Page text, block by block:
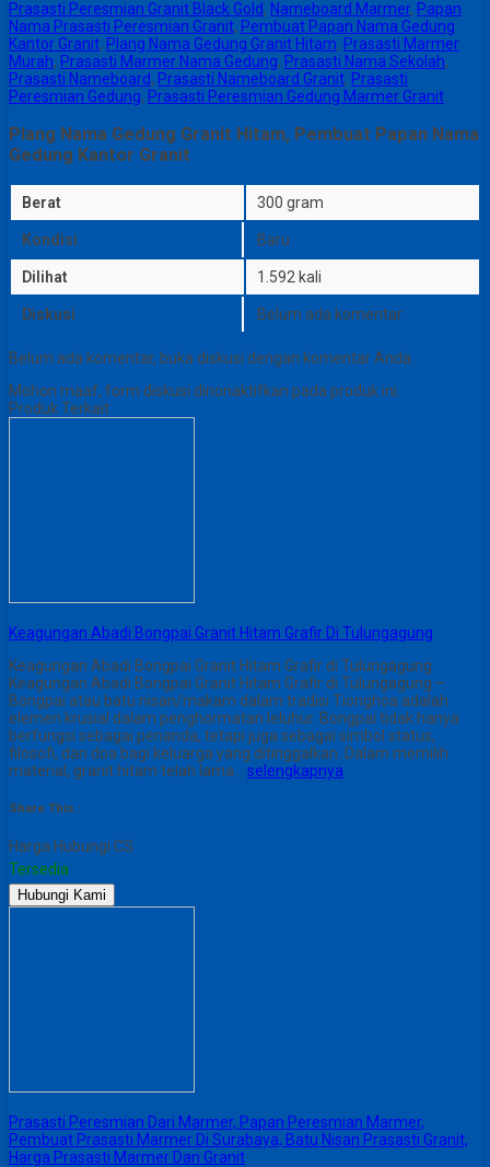
Prasasti Peresmian Granit Black Gold, Nameboard Marmer, Papan
Nama Prasasti Peresmian Granit, Pembuat Papan Nama Gedung
Kantor Granit, Plang Nama Gedung Granit Hitam, Prasasti Marmer
Murah, Prasasti Marmer Nama Gedung, Prasasti Nama Sekolah,
Prasasti Nameboard, Prasasti Nameboard Granit, Prasasti
Peresmian Gedung, Prasasti Peresmian Gedung Marmer Granit
Plang Nama Gedung Granit Hitam, Pembuat Papan Nama
Gedung Kantor Granit
Berat 300 gram
Kondisi Baru
Dilihat 1.592 kali
Diskusi Belum ada komentar
Belum ada komentar, buka diskusi dengan komentar Anda.
Mohon maaf, form diskusi dinonaktifkan pada produk ini.
Produk Terkait
Keagungan Abadi Bongpai Granit Hitam Grafir Di Tulungagung
Keagungan Abadi Bongpai Granit Hitam Grafir di Tulungagung
Keagungan Abadi Bongpai Granit Hitam Grafir di Tulungagung –
Bongpai atau batu nisan/makam dalam tradisi Tionghoa adalah
elemen krusial dalam penghormatan leluhur. Bongpai tidak hanya
berfungsi sebagai penanda, tetapi juga sebagai simbol status,
filosofi, dan doa bagi keluarga yang ditinggalkan. Dalam memilih
material, granit hitam telah lama… selengkapnya
Share This :
Harga Hubungi CS
Tersedia
Hubungi Kami
Prasasti Peresmian Dari Marmer, Papan Peresmian Marmer,
Pembuat Prasasti Marmer Di Surabaya, Batu Nisan Prasasti Granit,
Harga Prasasti Marmer Dan Granit